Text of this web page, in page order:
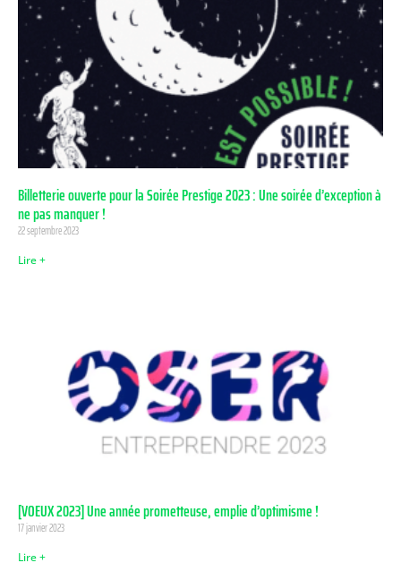
Billetterie ouverte pour la Soirée Prestige 2023 : Une soirée d’exception à
ne pas manquer !
22 septembre 2023
Lire +
[VOEUX 2023] Une année prometteuse, emplie d’optimisme !
17 janvier 2023
Lire +